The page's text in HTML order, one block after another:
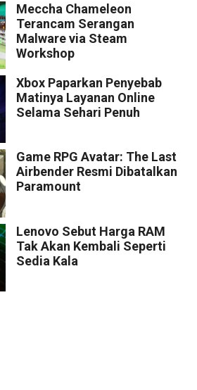
Meccha Chameleon
Terancam Serangan
Malware via Steam
Workshop
Xbox Paparkan Penyebab
Matinya Layanan Online
Selama Sehari Penuh
Game RPG Avatar: The Last
Airbender Resmi Dibatalkan
Paramount
Lenovo Sebut Harga RAM
Tak Akan Kembali Seperti
Sedia Kala